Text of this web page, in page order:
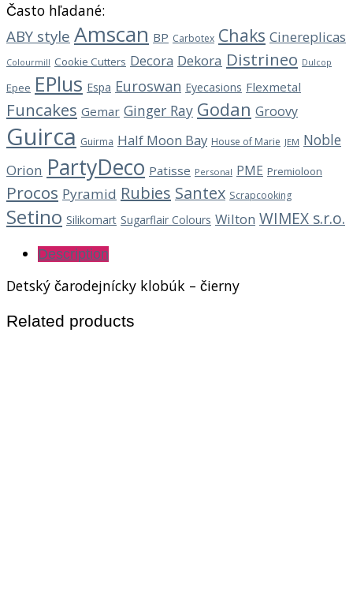
Často hľadané:
ABY style Amscan BP Carbotex Chaks Cinereplicas
Colourmill Cookie Cutters Decora Dekora Distrineo Dulcop
Epee EPlus Espa Euroswan Eyecasions Flexmetal
Funcakes Gemar Ginger Ray Godan Groovy
Guirca Guirma Half Moon Bay House of Marie JEM Noble
Orion PartyDeco Patisse Personal PME Premioloon
Procos Pyramid Rubies Santex Scrapcooking
Setino Silikomart Sugarflair Colours Wilton WIMEX s.r.o.
Description
Detský čarodejnícky klobúk – čierny
Related products